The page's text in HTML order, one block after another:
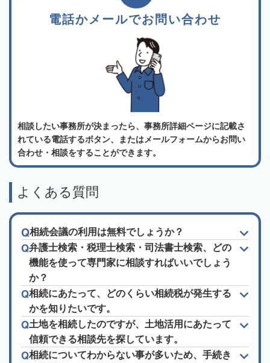
電話かメールでお問い合わせ
相談したい事務所が決まったら、事務所詳細ページに記載さ
れている電話するボタン、またはメールフォームからお問い
合わせ・相談をすることができます。
よくある質問
相続会議の利用は無料でしょうか？
弁護士検索・税理士検索・司法書士検索、どの
機能を使って専門家に相談すればいいでしょう
か？
相続にあたって、どのくらい相続税が発生する
かを知りたいです。
土地を相続したのですが、土地活用にあたって
信頼できる相談先を探しています。
相続についてわからない事が多いため、手続き